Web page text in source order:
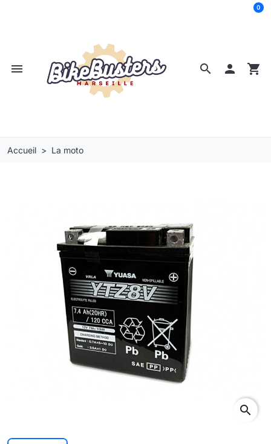
search
menu  shopping_cart
0
Accueil La moto
search